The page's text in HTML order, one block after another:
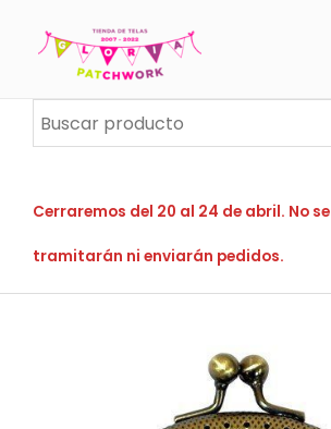
Cerraremos del 20 al 24 de abril. No se
tramitarán ni enviarán pedidos.